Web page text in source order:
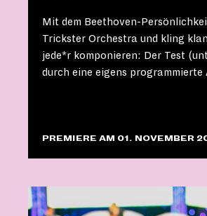
Mit dem Beethoven-
Trickster Orchestra und kling
jede*r komponieren: Der Test
durch eine eigens
PREMIERE AM 01. NOVEMBER